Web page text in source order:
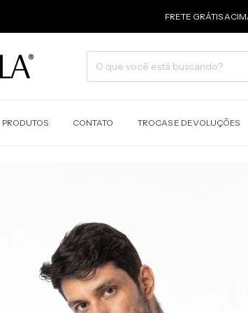
FRETE GRÁTIS ACIMA DE 499 🤍
PRODUTOS CONTATO TROCAS E DEVOLUÇÕES